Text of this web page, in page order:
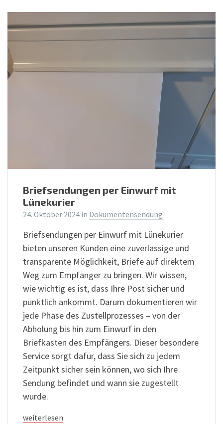
Briefsendungen per Einwurf mit
Lünekurier
24. Oktober 2024 in Dokumentensendung
Briefsendungen per Einwurf mit Lünekurier
bieten unseren Kunden eine zuverlässige und
transparente Möglichkeit, Briefe auf direktem
Weg zum Empfänger zu bringen. Wir wissen,
wie wichtig es ist, dass Ihre Post sicher und
pünktlich ankommt. Darum dokumentieren wir
jede Phase des Zustellprozesses – von der
Abholung bis hin zum Einwurf in den
Briefkasten des Empfängers. Dieser besondere
Service sorgt dafür, dass Sie sich zu jedem
Zeitpunkt sicher sein können, wo sich Ihre
Sendung befindet und wann sie zugestellt
wurde.
weiterlesen